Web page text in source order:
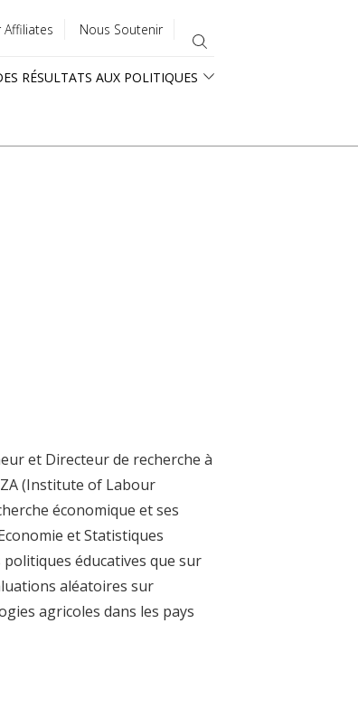
Affiliates Nous Soutenir
RÉSULTATS AUX POLITIQUES
et Directeur de recherche à
(Institute of Labour
économique et ses
et Statistiques
politiques éducatives que sur
aléatoires sur
agricoles dans les pays